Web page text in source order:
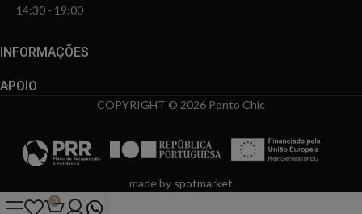
14:30 - 19:00
INFORMAÇÕES
APOIO
COPYRIGHT © 2026 Ponto Chic
made by spotmarket
0